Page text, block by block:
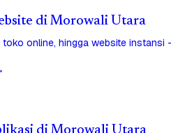
di Morowali Utara
toko online, hingga website instansi